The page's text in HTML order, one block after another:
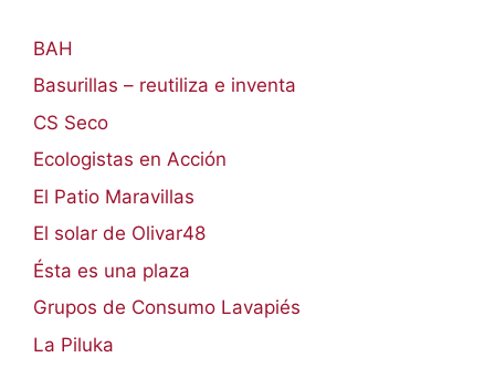
BAH
Basurillas – reutiliza e inventa
CS Seco
Ecologistas en Acción
El Patio Maravillas
El solar de Olivar48
Ésta es una plaza
Grupos de Consumo Lavapiés
La Piluka